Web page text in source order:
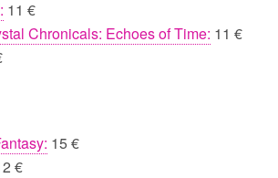
11 €
Chronicals: Echoes of Time: 11 €
15 €
€